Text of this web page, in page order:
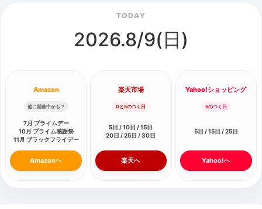
TODAY
2026.8/9(日)
Amazon
他に開催中かも？
7月 プライムデー
10月 プライム感謝祭
11月 ブラックフライデー
Amazonへ
楽天市場
0と5のつく日
5日 / 10日 / 15日
20日 / 25日 / 30日
楽天へ
Yahoo!ショッピング
5のつく日
5日 / 15日 / 25日
Yahoo!へ